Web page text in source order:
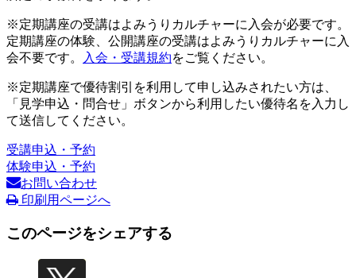
※定期講座の受講はよみうりカルチャーに入会が必要です。
定期講座の体験、公開講座の受講はよみうりカルチャーに入
会不要です。
入会・受講規約をご覧ください。
※定期講座で優待割引を利用して申し込みされたい方は、
「見学申込・問合せ」ボタンから利用したい優待名を入力し
て送信してください。
受講申込・予約
体験申込・予約
お問い合わせ
印刷用ページへ
このページをシェアする